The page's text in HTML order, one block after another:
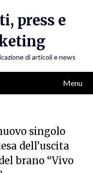
press e
di articoli e news
Menu
singolo
dell’uscita
brano “Vivo